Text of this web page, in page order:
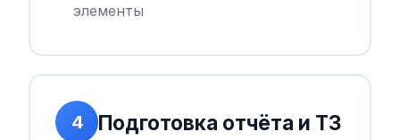
элементы
4 Подготовка отчёта и ТЗ